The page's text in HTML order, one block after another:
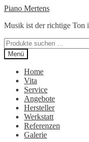
Zur
springen
Zum
springen
Piano Mertens
Musik ist der richtige Ton
Suchen
nach:
Menü
Home
Vita
Service
Angebote
Hersteller
Werkstatt
Referenzen
Galerie